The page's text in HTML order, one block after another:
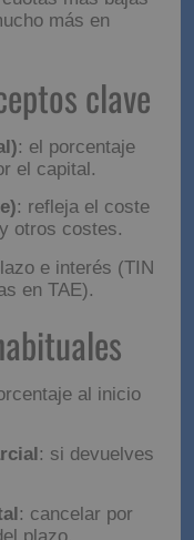
más altas,
: cuotas más bajas
más en
: el porcentaje
el capital.
: refleja el coste
otros costes.
e interés (TIN
en TAE).